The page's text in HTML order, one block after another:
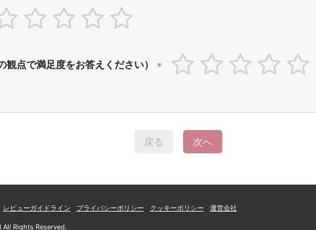
観点で満足度をお答えください） *
戻る 次へ
レビューガイドライン プライバシーポリシー クッキーポリシー 運営会社
Rights Reserved.